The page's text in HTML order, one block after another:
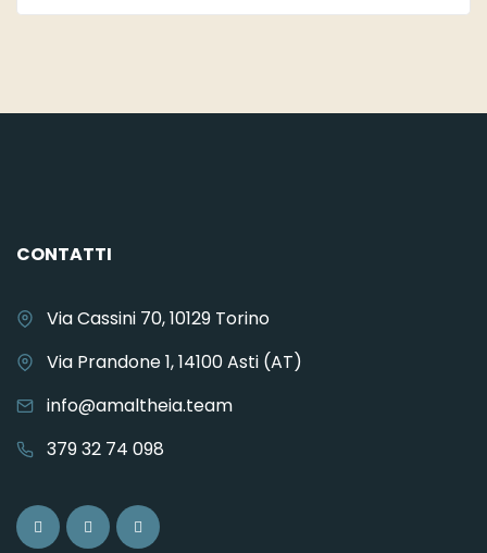
CONTATTI
Via Cassini 70, 10129 Torino
Via Prandone 1, 14100 Asti (AT)
info@amaltheia.team
379 32 74 098